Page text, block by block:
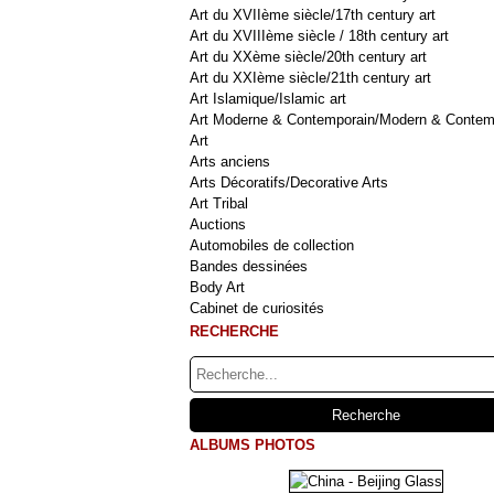
Art du XVIIème siècle/17th century art
Art du XVIIIème siècle / 18th century art
Art du XXème siècle/20th century art
Art du XXIème siècle/21th century art
Art Islamique/Islamic art
Art Moderne & Contemporain/Modern &
Art
Arts anciens
Arts Décoratifs/Decorative Arts
Art Tribal
Auctions
Automobiles de collection
Bandes dessinées
Body Art
Cabinet de curiosités
RECHERCHE
ALBUMS PHOTOS